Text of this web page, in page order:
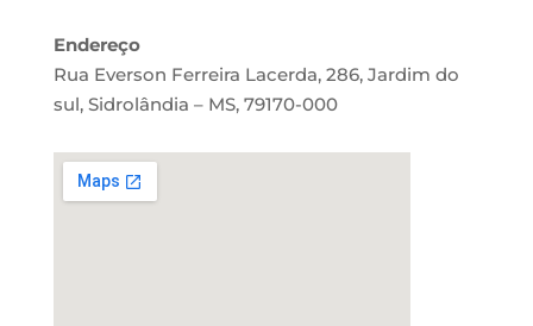
Endereço
Rua Everson Ferreira Lacerda, 286, Jardim do
sul, Sidrolândia – MS, 79170-000